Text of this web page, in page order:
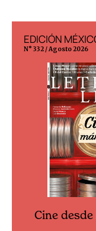
EDICIÓN
N° 332 / Agosto 2026
Cine